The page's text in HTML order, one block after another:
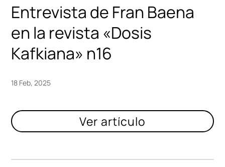
Entrevista de Fran Baena
en la revista «Dosis
Kafkiana» n16
18 Feb, 2025